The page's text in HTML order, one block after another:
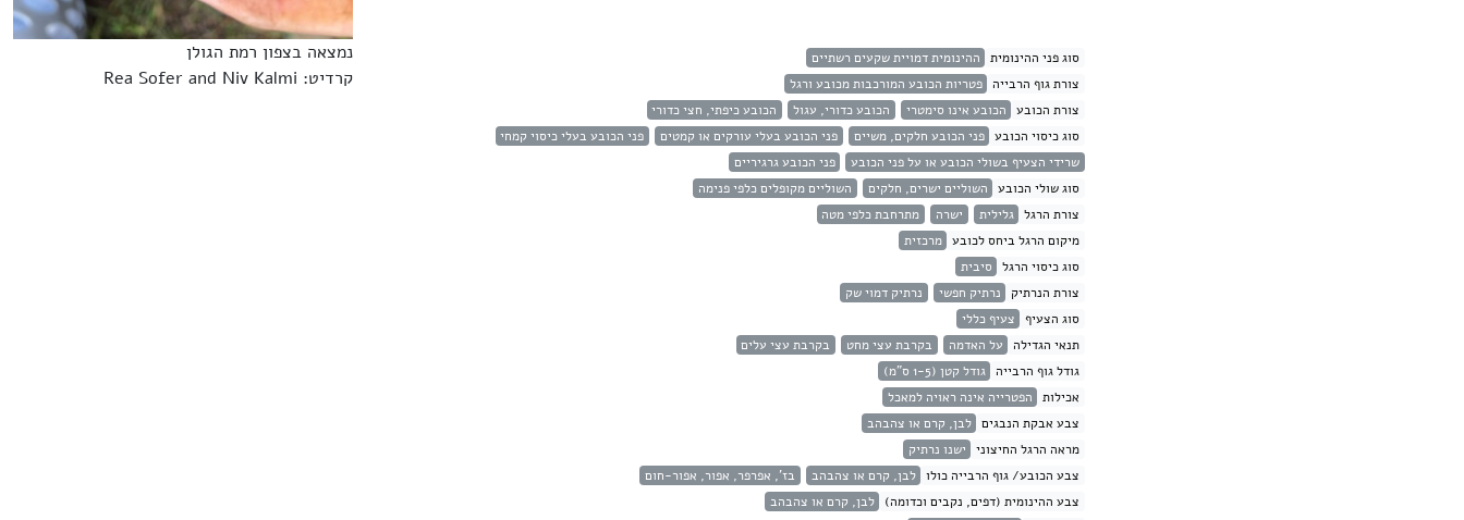
סוג פני ההינומית
ההינומית דמויית שקעים רשתיים
צורת גוף הרבייה
פטריות הכובע המורכבות מכובע ורגל
צורת הכובע
הכובע אינו סימטרי הכובע כדורי, עגול
הכובע כיפתי, חצי כדורי
סוג כיסוי הכובע פני הכובע חלקים, משיים פני הכובע בעלי עורקים או קמטים
פני הכובע בעלי כיסוי קמחי
שרידי הצעיף בשולי הכובע או על פני הכובע
פני הכובע גרגיריים
סוג שולי הכובע
השוליים ישרים, חלקים
השוליים מקופלים כלפי פנימה
צורת הרגל גלילית ישרה
מתרחבת כלפי מטה
מיקום הרגל ביחס לכובע מרכזית
סוג כיסוי הרגל
סיבית
צורת הנרתיק
נרתיק חפשי
נרתיק דמוי שק
סוג הצעיף
צעיף כללי
תנאי הגדילה
על האדמה בקרבת עצי מחט
בקרבת עצי עלים
גודל גוף הרבייה
גודל קטן (1-5 ס"מ)
אכילות
הפטרייה אינה ראויה למאכל
צבע אבקת הנבגים לבן, קרם או צהבהב
מראה הרגל החיצוני
ישנו נרתיק
צבע הכובע/ גוף הרבייה כולו לבן, קרם או צהבהב
בז', אפרפר, אפור, אפור-חום
צבע ההינומית (דפים, נקבים וכדומה)
לבן, קרם או צהבהב
נמצאה בצפון רמת הגולן
קרדיט: Rea Sofer and Niv Kalmi